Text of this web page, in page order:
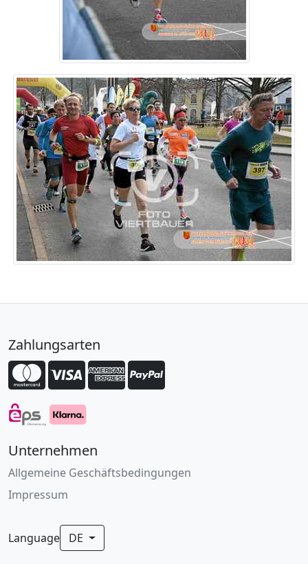
Zahlungsarten
Unternehmen
Allgemeine Geschäftsbedingungen
Impressum
Language DE